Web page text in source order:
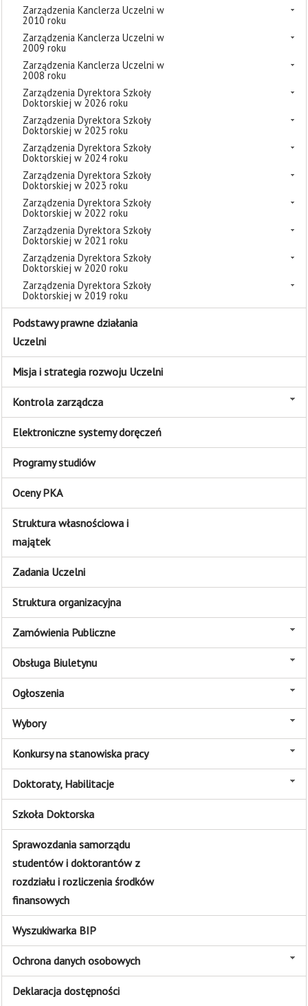
Zarządzenia Kanclerza Uczelni w
2010 roku
Zarządzenia Kanclerza Uczelni w
2009 roku
Zarządzenia Kanclerza Uczelni w
2008 roku
Zarządzenia Dyrektora Szkoły
Doktorskiej w 2026 roku
Zarządzenia Dyrektora Szkoły
Doktorskiej w 2025 roku
Zarządzenia Dyrektora Szkoły
Doktorskiej w 2024 roku
Zarządzenia Dyrektora Szkoły
Doktorskiej w 2023 roku
Zarządzenia Dyrektora Szkoły
Doktorskiej w 2022 roku
Zarządzenia Dyrektora Szkoły
Doktorskiej w 2021 roku
Zarządzenia Dyrektora Szkoły
Doktorskiej w 2020 roku
Zarządzenia Dyrektora Szkoły
Doktorskiej w 2019 roku
Podstawy prawne działania
Uczelni
Misja i strategia rozwoju Uczelni
Kontrola zarządcza
Elektroniczne systemy doręczeń
Programy studiów
Oceny PKA
Struktura własnościowa i
majątek
Zadania Uczelni
Struktura organizacyjna
Zamówienia Publiczne
Obsługa Biuletynu
Ogłoszenia
Wybory
Konkursy na stanowiska pracy
Doktoraty, Habilitacje
Szkoła Doktorska
Sprawozdania samorządu
studentów i doktorantów z
rozdziału i rozliczenia środków
finansowych
Wyszukiwarka BIP
Ochrona danych osobowych
Deklaracja dostępności